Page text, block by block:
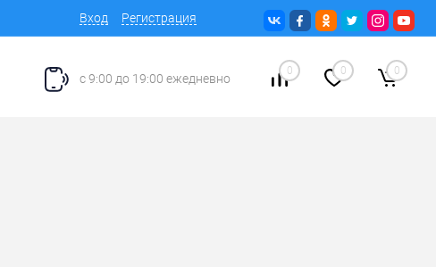
Вход Регистрация
с 9:00 до 19:00 ежедневно
0 0 0